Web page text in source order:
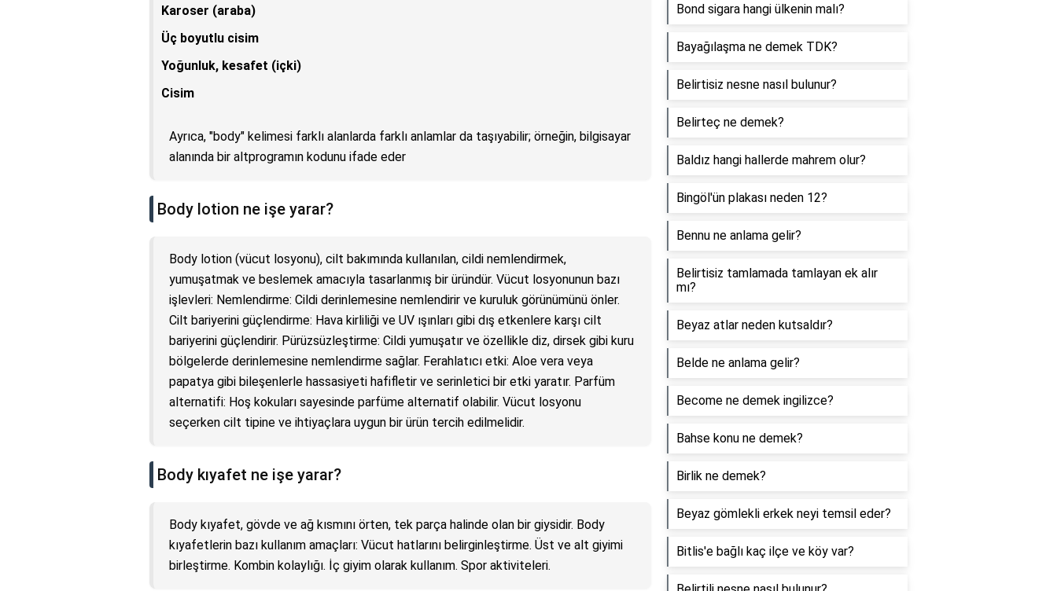
Karoser (araba)
Üç boyutlu cisim
Yoğunluk, kesafet (içki)
Cisim
Ayrıca, "body" kelimesi farklı alanlarda farklı anlamlar da taşıyabilir; örneğin, bilgisayar
alanında bir altprogramın kodunu ifade eder
Body lotion ne işe yarar?
Body lotion (vücut losyonu), cilt bakımında kullanılan, cildi nemlendirmek,
yumuşatmak ve beslemek amacıyla tasarlanmış bir üründür. Vücut losyonunun bazı
işlevleri: Nemlendirme: Cildi derinlemesine nemlendirir ve kuruluk görünümünü önler.
Cilt bariyerini güçlendirme: Hava kirliliği ve UV ışınları gibi dış etkenlere karşı cilt
bariyerini güçlendirir. Pürüzsüzleştirme: Cildi yumuşatır ve özellikle diz, dirsek gibi kuru
bölgelerde derinlemesine nemlendirme sağlar. Ferahlatıcı etki: Aloe vera veya
papatya gibi bileşenlerle hassasiyeti hafifletir ve serinletici bir etki yaratır. Parfüm
alternatifi: Hoş kokuları sayesinde parfüme alternatif olabilir. Vücut losyonu
seçerken cilt tipine ve ihtiyaçlara uygun bir ürün tercih edilmelidir.
Body kıyafet ne işe yarar?
Body kıyafet, gövde ve ağ kısmını örten, tek parça halinde olan bir giysidir. Body
kıyafetlerin bazı kullanım amaçları: Vücut hatlarını belirginleştirme. Üst ve alt giyimi
birleştirme. Kombin kolaylığı. İç giyim olarak kullanım. Spor aktiviteleri.
Bond sigara hangi ülkenin malı?
Bayağılaşma ne demek TDK?
Belirtisiz nesne nasıl bulunur?
Belirteç ne demek?
Baldız hangi hallerde mahrem olur?
Bingöl'ün plakası neden 12?
Bennu ne anlama gelir?
Belirtisiz tamlamada tamlayan ek alır
mı?
Beyaz atlar neden kutsaldır?
Belde ne anlama gelir?
Become ne demek ingilizce?
Bahse konu ne demek?
Birlik ne demek?
Beyaz gömlekli erkek neyi temsil eder?
Bitlis'e bağlı kaç ilçe ve köy var?